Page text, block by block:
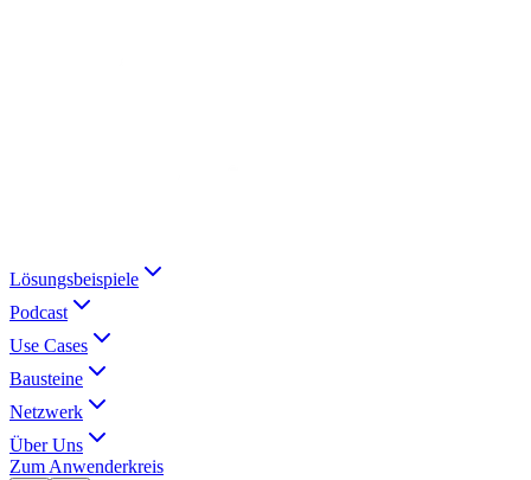
Lösungsbeispiele
Podcast
Use Cases
Bausteine
Netzwerk
Über Uns
Zum Anwenderkreis